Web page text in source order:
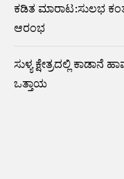
ಕಡಿತ ಮಾರಾಟ:ಸುಲಭ
ಆರಂಭ
ಸುಳ್ಯ ಕ್ಷೇತ್ರದಲ್ಲಿ ಕಾಡಾನೆ
ಒತ್ತಾಯ